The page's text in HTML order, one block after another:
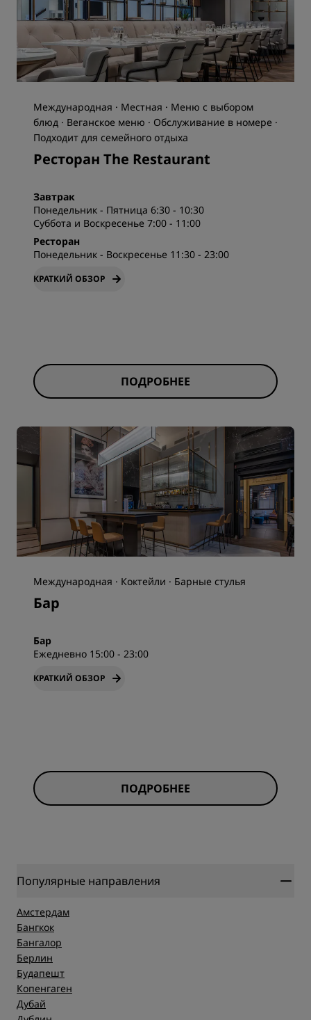
Международная · Местная · Меню с выбором
блюд · Веганское меню · Обслуживание в номере ·
Подходит для семейного отдыха
Ресторан The Restaurant
Завтрак
Понедельник - Пятница 6:30 - 10:30
Суббота и Воскресенье 7:00 - 11:00
Ресторан
Понедельник - Воскресенье 11:30 - 23:00
КРАТКИЙ ОБЗОР
ПОДРОБНЕЕ
Международная · Коктейли · Барные стулья
Бар
Бар
Ежедневно 15:00 - 23:00
КРАТКИЙ ОБЗОР
ПОДРОБНЕЕ
Популярные направления
Амстердам
Бангкок
Бангалор
Берлин
Будапешт
Копенгаген
Дубай